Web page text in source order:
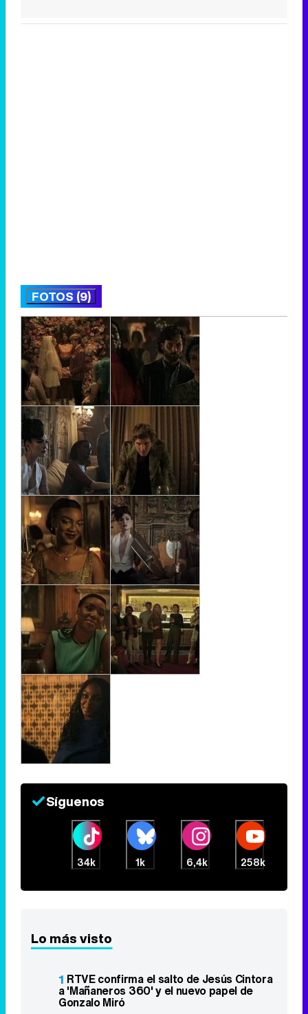
FOTOS (9)
Síguenos
34k 1k 6,4k 258k
Lo más visto
1 RTVE confirma el salto de Jesús Cintora
a 'Mañaneros 360' y el nuevo papel de
Gonzalo Miró